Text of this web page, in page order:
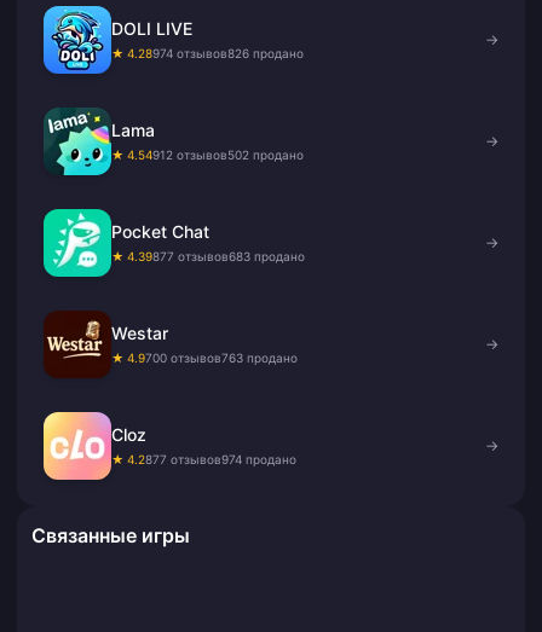
DOLI LIVE
★ 4.28974 отзывов826 продано
→
Lama
★ 4.54912 отзывов502 продано
→
Pocket Chat
★ 4.39877 отзывов683 продано
→
Westar
★ 4.9700 отзывов763 продано
→
Cloz
★ 4.2877 отзывов974 продано
→
Связанные игры